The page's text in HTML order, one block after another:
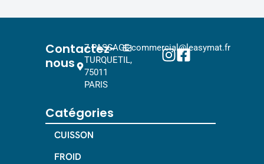
Contactez-
nous
7 PASSAGE
TURQUETIL,
75011
PARIS
commercial@leasymat.fr
Catégories
CUISSON
FROID